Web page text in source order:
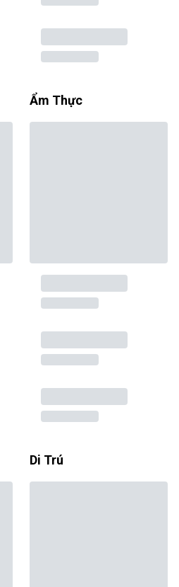
Ẩm Thực
Di Trú